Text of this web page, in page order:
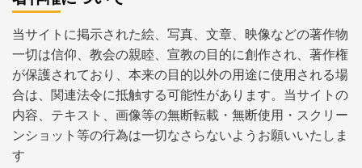
当サイトに掲示された絵、写真、文章、映像などの著作物
一切は信仰、教会の親睦、宣教の目的に創作され、著作権
が保護されており、本来の目的以外の用途に使用される場
合は、関連法令に抵触する可能性があります。当サイトの
内容、テキスト、画像等の無断転載・無断使用・スクリー
ンショット等の行為は一切なさらないようお願いいたしま
す